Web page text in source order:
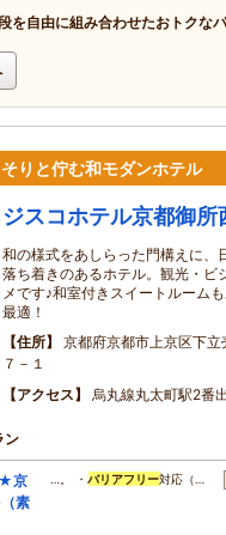
を自由に組み合わせたおトクな
りと佇む和モダンホテル
ジスコホテル京都御所
和の様式をあしらった門構えに、
落ち着きのあるホテル。観光・ビ
メです♪和室付きスイートルーム
最適！
住所
京都府京都市上京区下
７－１
アクセス
烏丸線丸太町駅2番
ン
★京
素
…。 ・バリアフリー対応（…